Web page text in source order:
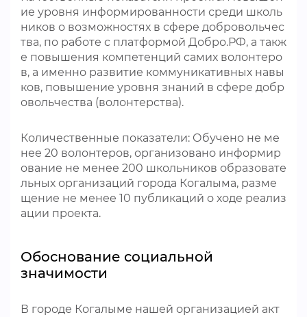
ие уровня информированности среди школь
ников о возможностях в сфере добровольчес
тва, по работе с платформой Добро.РФ, а такж
е повышения компетенций самих волонтеро
в, а именно развитие коммуникативных навы
ков, повышение уровня знаний в сфере добр
овольчества (волонтерства).
Количественные показатели: Обучено не ме
нее 20 волонтеров, организовано информир
ование не менее 200 школьников образовате
льных организаций города Когалыма, разме
щение не менее 10 публикаций о ходе реализ
ации проекта.
Обоснование социальной
значимости
В городе Когалыме нашей организацией акт